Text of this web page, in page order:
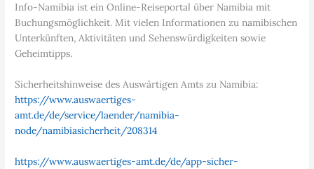
Info-Namibia ist ein Online-Reiseportal über Namibia mit
Buchungsmöglichkeit. Mit vielen Informationen zu namibischen
Unterkünften, Aktivitäten und Sehenswürdigkeiten sowie
Geheimtipps.
Sicherheitshinweise des Auswärtigen Amts zu Namibia:
https://www.auswaertiges-
amt.de/de/service/laender/namibia-
node/namibiasicherheit/208314
https://www.auswaertiges-amt.de/de/app-sicher-